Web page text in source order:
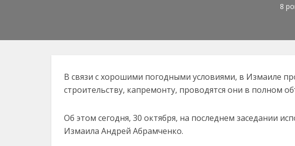
8
В связи с хорошими погодными условиями, в Измаиле
строительству, капремонту, проводятся они в полном
Об этом сегодня, 30 октября, на последнем заседании
Измаила Андрей Абрамченко.